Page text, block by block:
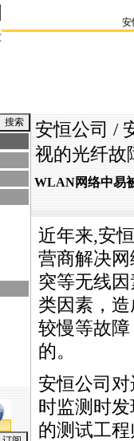
安
安恒公司 /
视的光纤故
WLAN网络中易
近年来,安
营商解决
突等无线
类因素，
较慢等故
的。
安恒公司
时监测时
的测试工